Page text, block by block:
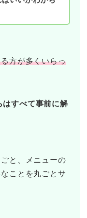
方が多くいらっ
はすべて事前に解
と、メニューの
ことを丸ごとサ